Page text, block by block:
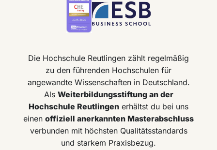
Die Hochschule Reutlingen zählt regelmäßig
zu den führenden Hochschulen für
angewandte Wissenschaften in Deutschland.
Als Weiterbildungsstiftung an der
Hochschule Reutlingen erhältst du bei uns
einen offiziell anerkannten Masterabschluss
verbunden mit höchsten Qualitätsstandards
und starkem Praxisbezug.